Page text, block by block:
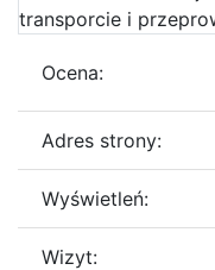
Ocena:
Adres strony:
Wyświetleń:
Wizyt: